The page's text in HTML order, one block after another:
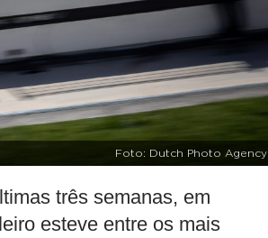
Foto: Dutch Photo Agency
três semanas, em
esteve entre os mais